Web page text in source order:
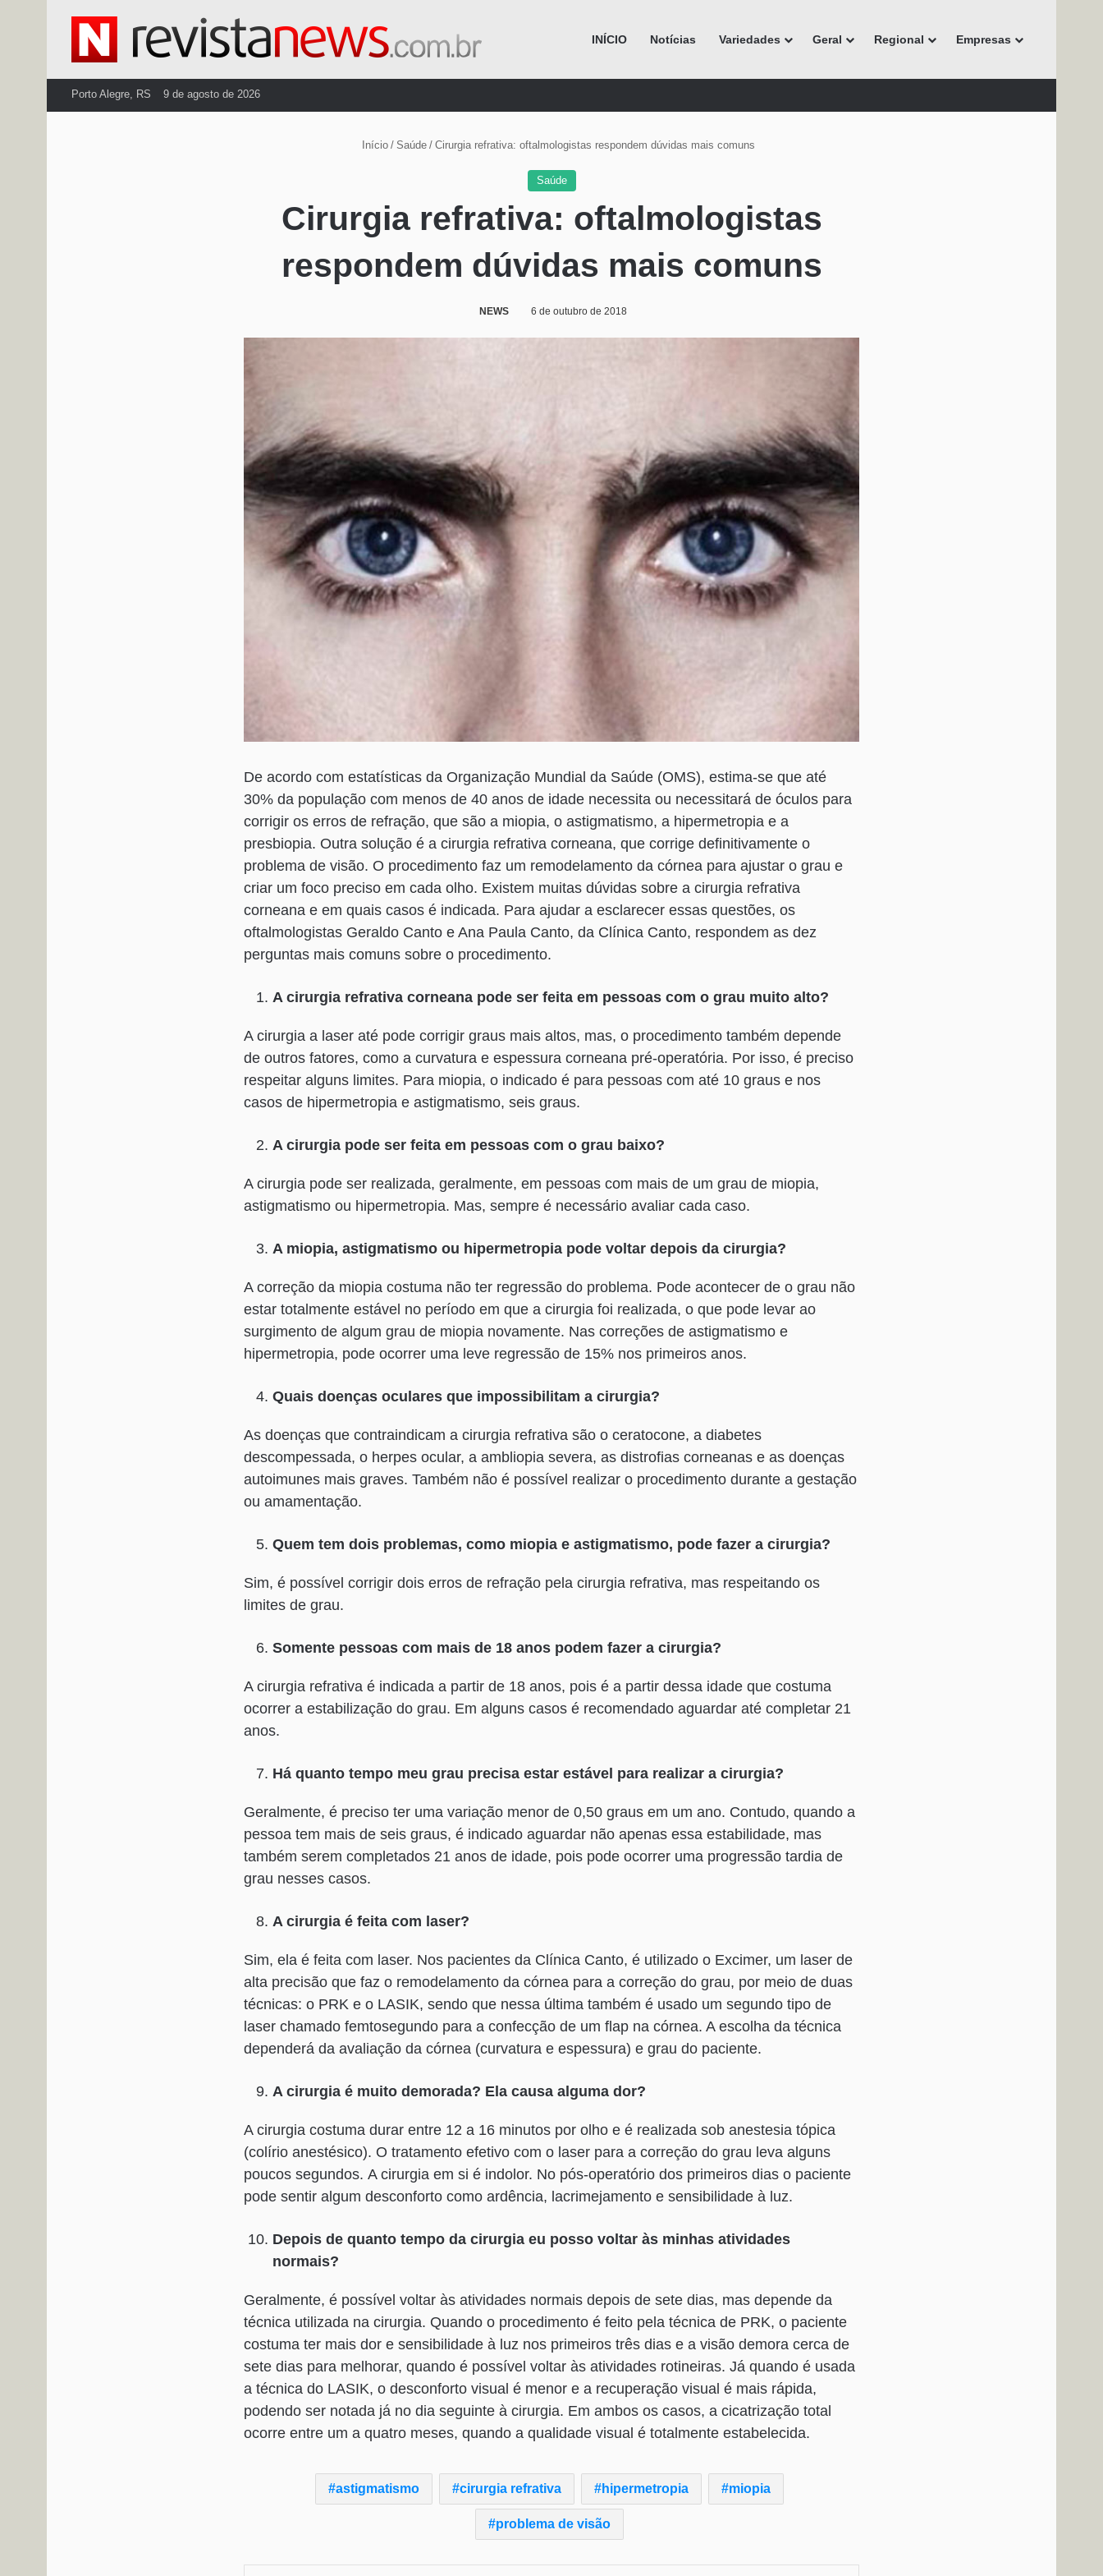
INÍCIO Notícias Variedades Geral Regional Empresas
Porto Alegre, RS 9 de agosto de 2026
Início / Saúde / Cirurgia refrativa: oftalmologistas respondem dúvidas mais comuns
Saúde
Cirurgia refrativa: oftalmologistas
respondem dúvidas mais comuns
NEWS 6 de outubro de 2018
De acordo com estatísticas da Organização Mundial da Saúde (OMS), estima-se que até
30% da população com menos de 40 anos de idade necessita ou necessitará de óculos para
corrigir os erros de refração, que são a miopia, o astigmatismo, a hipermetropia e a
presbiopia. Outra solução é a cirurgia refrativa corneana, que corrige definitivamente o
problema de visão. O procedimento faz um remodelamento da córnea para ajustar o grau e
criar um foco preciso em cada olho. Existem muitas dúvidas sobre a cirurgia refrativa
corneana e em quais casos é indicada. Para ajudar a esclarecer essas questões, os
oftalmologistas Geraldo Canto e Ana Paula Canto, da Clínica Canto, respondem as dez
perguntas mais comuns sobre o procedimento.
A cirurgia refrativa corneana pode ser feita em pessoas com o grau muito alto?
A cirurgia a laser até pode corrigir graus mais altos, mas, o procedimento também depende
de outros fatores, como a curvatura e espessura corneana pré-operatória. Por isso, é preciso
respeitar alguns limites. Para miopia, o indicado é para pessoas com até 10 graus e nos
casos de hipermetropia e astigmatismo, seis graus.
A cirurgia pode ser feita em pessoas com o grau baixo?
A cirurgia pode ser realizada, geralmente, em pessoas com mais de um grau de miopia,
astigmatismo ou hipermetropia. Mas, sempre é necessário avaliar cada caso.
A miopia, astigmatismo ou hipermetropia pode voltar depois da cirurgia?
A correção da miopia costuma não ter regressão do problema. Pode acontecer de o grau não
estar totalmente estável no período em que a cirurgia foi realizada, o que pode levar ao
surgimento de algum grau de miopia novamente. Nas correções de astigmatismo e
hipermetropia, pode ocorrer uma leve regressão de 15% nos primeiros anos.
Quais doenças oculares que impossibilitam a cirurgia?
As doenças que contraindicam a cirurgia refrativa são o ceratocone, a diabetes
descompessada, o herpes ocular, a ambliopia severa, as distrofias corneanas e as doenças
autoimunes mais graves. Também não é possível realizar o procedimento durante a gestação
ou amamentação.
Quem tem dois problemas, como miopia e astigmatismo, pode fazer a cirurgia?
Sim, é possível corrigir dois erros de refração pela cirurgia refrativa, mas respeitando os
limites de grau.
Somente pessoas com mais de 18 anos podem fazer a cirurgia?
A cirurgia refrativa é indicada a partir de 18 anos, pois é a partir dessa idade que costuma
ocorrer a estabilização do grau. Em alguns casos é recomendado aguardar até completar 21
anos.
Há quanto tempo meu grau precisa estar estável para realizar a cirurgia?
Geralmente, é preciso ter uma variação menor de 0,50 graus em um ano. Contudo, quando a
pessoa tem mais de seis graus, é indicado aguardar não apenas essa estabilidade, mas
também serem completados 21 anos de idade, pois pode ocorrer uma progressão tardia de
grau nesses casos.
A cirurgia é feita com laser?
Sim, ela é feita com laser. Nos pacientes da Clínica Canto, é utilizado o Excimer, um laser de
alta precisão que faz o remodelamento da córnea para a correção do grau, por meio de duas
técnicas: o PRK e o LASIK, sendo que nessa última também é usado um segundo tipo de
laser chamado femtosegundo para a confecção de um flap na córnea. A escolha da técnica
dependerá da avaliação da córnea (curvatura e espessura) e grau do paciente.
A cirurgia é muito demorada? Ela causa alguma dor?
A cirurgia costuma durar entre 12 a 16 minutos por olho e é realizada sob anestesia tópica
(colírio anestésico). O tratamento efetivo com o laser para a correção do grau leva alguns
poucos segundos. A cirurgia em si é indolor. No pós-operatório dos primeiros dias o paciente
pode sentir algum desconforto como ardência, lacrimejamento e sensibilidade à luz.
Depois de quanto tempo da cirurgia eu posso voltar às minhas atividades
normais?
Geralmente, é possível voltar às atividades normais depois de sete dias, mas depende da
técnica utilizada na cirurgia. Quando o procedimento é feito pela técnica de PRK, o paciente
costuma ter mais dor e sensibilidade à luz nos primeiros três dias e a visão demora cerca de
sete dias para melhorar, quando é possível voltar às atividades rotineiras. Já quando é usada
a técnica do LASIK, o desconforto visual é menor e a recuperação visual é mais rápida,
podendo ser notada já no dia seguinte à cirurgia. Em ambos os casos, a cicatrização total
ocorre entre um a quatro meses, quando a qualidade visual é totalmente estabelecida.
astigmatismo cirurgia refrativa hipermetropia miopia
problema de visão